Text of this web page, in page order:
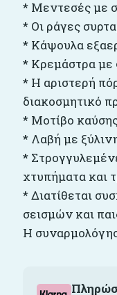
* Μεντεσές με
* Οι ράγες
* Κάψουλα
* Κρεμάστρα με
* Η αριστερή
διακοσμητικό
* Μοτίβο
* Λαβή με
*
χτυπήματα και
* Διατίθεται
σεισμών και
Η